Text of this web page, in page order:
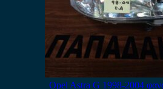
Opel Astra G 1998-2004